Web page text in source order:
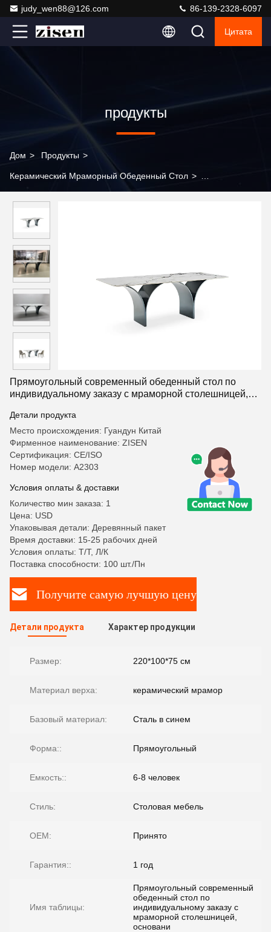
judy_wen88@126.com 86-139-2328-6097
Цитата
продукты
Дом > Продукты >
Керамический Мраморный Обеденный Стол >
индивидуальному заказу с мраморной столешницей,
основание из нержавеющей стали, домашняя квартира,
отель, кухня, мебель для столовой
Прямоугольный современный обеденный стол по
индивидуальному заказу с мраморной столешницей,
квартира, отель, кухня, мебель для столовой
Детали продукта
Место происхождения: Гуандун Китай
Фирменное наименование: ZISEN
Сертификация: CE/ISO
Номер модели: A2303
Условия оплаты & доставки
Количество мин заказа: 1
Цена: USD
Упаковывая детали: Деревянный пакет
Время доставки: 15-25 рабочих дней
Условия оплаты: Т/Т, Л/К
Поставка способности: 100 шт./Пн
Получите самую лучшую цену
Детали продукта Характер продукции
Размер: 220*100*75 см
Материал верха: керамический мрамор
Базовый материал: Сталь в синем
Форма:: Прямоугольный
Емкость:: 6-8 человек
Стиль: Столовая мебель
OEM: Принято
Гарантия:: 1 год
Имя таблицы:
Прямоугольный современный
обеденный стол по
индивидуальному заказу с
мраморной столешницей,
основани